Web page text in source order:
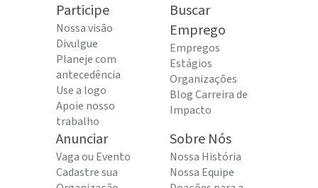
Participe
Nossa visão
Divulgue
Planeje com
antecedência
Use a logo
Apoie nosso
trabalho
Buscar
Emprego
Empregos
Estágios
Organizações
Blog Carreira de
Impacto
Anunciar
Vaga ou Evento
Cadastre sua
Sobre Nós
Nossa História
Nossa Equipe